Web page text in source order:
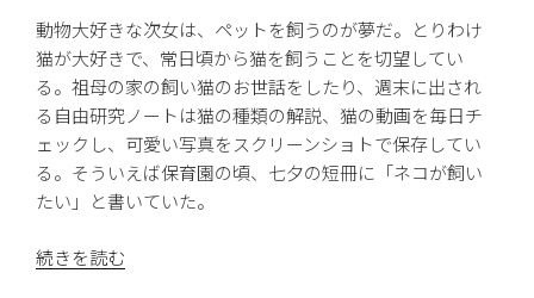
ム
ス
タ
ー
選
び”
の
動物大好きな次女は、ペットを飼うのが夢だ。とりわけ
猫が大好きで、常日頃から猫を飼うことを切望してい
る。祖母の家の飼い猫のお世話をしたり、週末に出され
る自由研究ノートは猫の種類の解説、猫の動画を毎日チ
ェックし、可愛い写真をスクリーンショトで保存してい
る。そういえば保育園の頃、七夕の短冊に「ネコが飼い
たい」と書いていた。
“サ
続きを読む